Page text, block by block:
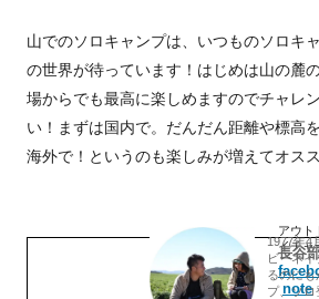
山でのソロキャンプは、いつものソロキ
の世界が待っています！はじめは山の麓
場からでも最高に楽しめますのでチャレ
い！まずは国内で。だんだん距離や標高
海外で！というのも楽しみが増えてオスス
アウト
イチャ
長谷
note
1977年4
ビーネ
るのにも
プ、ソロ